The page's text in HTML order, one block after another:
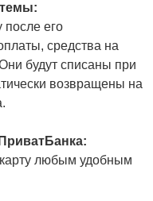
после его
средства на
будут списаны при
возвращены на
любым удобным